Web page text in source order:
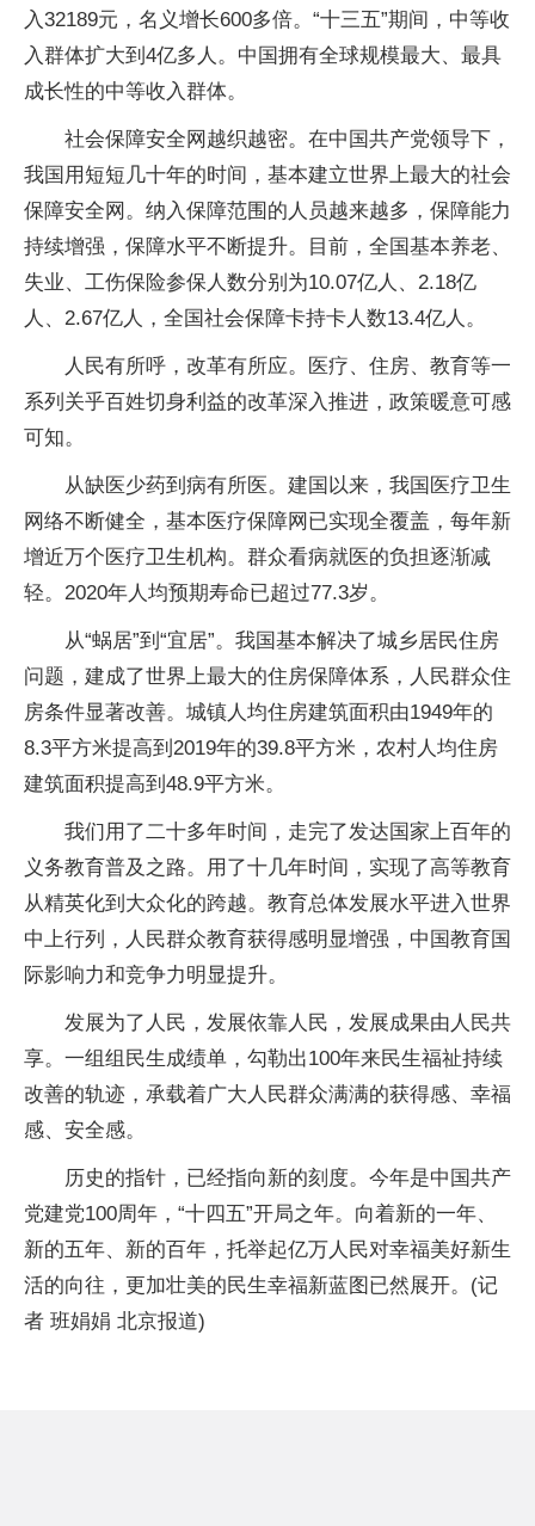
入32189元，名义增长600多倍。“十三五”期间，中等收
入群体扩大到4亿多人。中国拥有全球规模最大、最具
成长性的中等收入群体。
社会保障安全网越织越密。在中国共产党领导下，
我国用短短几十年的时间，基本建立世界上最大的社会
保障安全网。纳入保障范围的人员越来越多，保障能力
持续增强，保障水平不断提升。目前，全国基本养老、
失业、工伤保险参保人数分别为10.07亿人、2.18亿
人、2.67亿人，全国社会保障卡持卡人数13.4亿人。
人民有所呼，改革有所应。医疗、住房、教育等一
系列关乎百姓切身利益的改革深入推进，政策暖意可感
可知。
从缺医少药到病有所医。建国以来，我国医疗卫生
网络不断健全，基本医疗保障网已实现全覆盖，每年新
增近万个医疗卫生机构。群众看病就医的负担逐渐减
轻。2020年人均预期寿命已超过77.3岁。
从“蜗居”到“宜居”。我国基本解决了城乡居民住房
问题，建成了世界上最大的住房保障体系，人民群众住
房条件显著改善。城镇人均住房建筑面积由1949年的
8.3平方米提高到2019年的39.8平方米，农村人均住房
建筑面积提高到48.9平方米。
我们用了二十多年时间，走完了发达国家上百年的
义务教育普及之路。用了十几年时间，实现了高等教育
从精英化到大众化的跨越。教育总体发展水平进入世界
中上行列，人民群众教育获得感明显增强，中国教育国
际影响力和竞争力明显提升。
发展为了人民，发展依靠人民，发展成果由人民共
享。一组组民生成绩单，勾勒出100年来民生福祉持续
改善的轨迹，承载着广大人民群众满满的获得感、幸福
感、安全感。
历史的指针，已经指向新的刻度。今年是中国共产
党建党100周年，“十四五”开局之年。向着新的一年、
新的五年、新的百年，托举起亿万人民对幸福美好新生
活的向往，更加壮美的民生幸福新蓝图已然展开。(记
者 班娟娟 北京报道)